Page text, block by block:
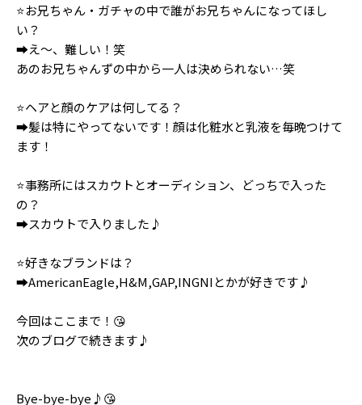
ST member
⭐お兄ちゃん・ガチャの中で誰がお兄ちゃんになってほし
い？
➡️え～、難しい！笑
あのお兄ちゃんずの中から一人は決められない…笑
⭐ヘアと顔のケアは何してる？
➡️髪は特にやってないです！顔は化粧水と乳液を毎晩つけて
ます！
⭐事務所にはスカウトとオーディション、どっちで入った
の？
➡️スカウトで入りました♪
⭐好きなブランドは？
➡️AmericanEagle,H&M,GAP,INGNIとかが好きです♪
今回はここまで！😘
次のブログで続きます♪
Bye-bye-bye♪😘